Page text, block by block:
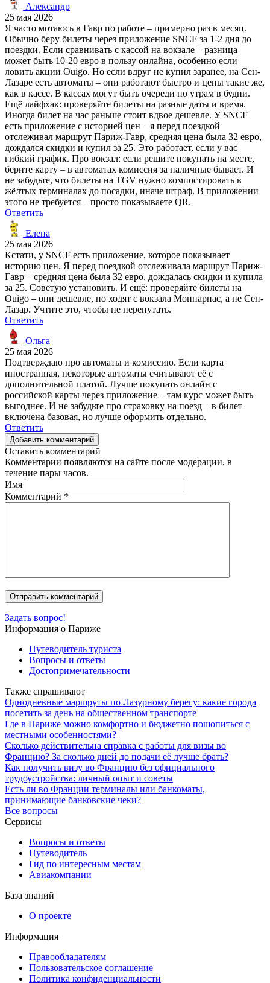
Александр
25 мая 2026
Я часто мотаюсь в Гавр по работе – примерно раз в месяц.
Обычно беру билеты через приложение SNCF за 1-2 дня до
поездки. Если сравнивать с кассой на вокзале – разница
может быть 10-20 евро в пользу онлайна, особенно если
ловить акции Ouigo. Но если вдруг не купил заранее, на Сен-
Лазаре есть автоматы – они работают быстро и цены такие же,
как в кассе. В кассах могут быть очереди по утрам в будни.
Ещё лайфхак: проверяйте билеты на разные даты и время.
Иногда билет на час раньше стоит вдвое дешевле. У SNCF
есть приложение с историей цен – я перед поездкой
отслеживал маршрут Париж-Гавр, средняя цена была 32 евро,
дождался скидки и купил за 25. Это работает, если у вас
гибкий график. Про вокзал: если решите покупать на месте,
берите карту – в автоматах комиссия за наличные бывает. И
не забудьте, что билеты на TGV нужно компостировать в
жёлтых терминалах до посадки, иначе штраф. В приложении
этого не требуется – просто показываете QR.
Ответить
Елена
25 мая 2026
Кстати, у SNCF есть приложение, которое показывает
историю цен. Я перед поездкой отслеживала маршрут Париж-
Гавр – средняя цена была 32 евро, дождалась скидки и купила
за 25. Советую установить. И ещё: проверяйте билеты на
Ouigo – они дешевле, но ходят с вокзала Монпарнас, а не Сен-
Лазар. Учтите это, чтобы не перепутать.
Ответить
Ольга
25 мая 2026
Подтверждаю про автоматы и комиссию. Если карта
иностранная, некоторые автоматы считывают её с
дополнительной платой. Лучше покупать онлайн с
российской карты через приложение – там курс может быть
выгоднее. И не забудьте про страховку на поезд – в билет
включена базовая, но лучше оформить отдельно.
Ответить
Добавить комментарий
Оставить комментарий
Комментарии появляются на сайте после модерации, в
течение пары часов.
Имя
Комментарий *
Задать вопрос!
Информация о Париже
Путеводитель туриста
Вопросы и ответы
Достопримечательности
Также спрашивают
Однодневные маршруты по Лазурному берегу: какие города
посетить за день на общественном транспорте
Где в Париже можно комфортно и бюджетно пошопиться с
местными особенностями?
Сколько действительна справка с работы для визы во
Францию? За сколько дней до подачи её лучше брать?
Как получить визу во Францию без официального
трудоустройства: личный опыт и советы
Есть ли во Франции терминалы или банкоматы,
принимающие банковские чеки?
Все вопросы
Сервисы
Вопросы и ответы
Путеводитель
Гид по интересным местам
Авиакомпании
База знаний
О проекте
Информация
Правообладателям
Пользовательское соглашение
Политика конфиденциальности